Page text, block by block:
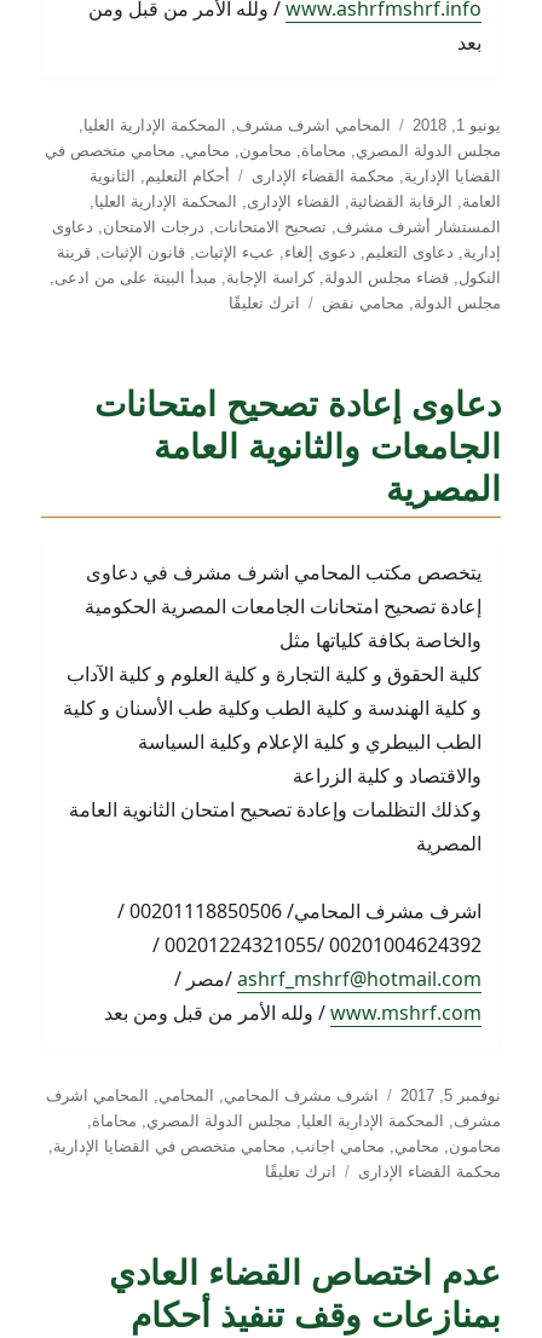
www.ashrfmshrf.info/ ولله الأمر من قبل ومن
بعد
نُشرت
في
يونيو 1, 2018 التصنيفات
المحامي اشرف مشرف, المحكمة الإدارية العليا,
مجلس الدولة المصري, محاماة, محامون, محامي, محامي متخصص في
القضايا الإدارية, محكمة القضاء الإدارى الوسوم
أحكام التعليم,
الثانوية
العامة, الرقابة القضائية, القضاء الإدارى, المحكمة الإدارية العليا,
المستشار أشرف مشرف,تصحيح الامتحانات, درجات الامتحان, دعاوى
إدارية, دعاوى التعليم, دعوى إلغاء, عبء الإثبات,قانون الإثبات,قرينة
النكول,قضاء مجلس الدولة,كراسة الإجابة, مبدأ البينة على من ادعى,
مجلس الدولة, محامي نقض اترك تعليقًا
نتيجة
امتحان
ثانوية
دعاوى إعادة تصحيح امتحانات
الجامعات والثانوية العامة
المصرية
يتخصص مكتب المحامي اشرف مشرف في دعاوى
إعادة تصحيح امتحانات الجامعات المصرية الحكومية
والخاصة بكافة كلياتها مثل
كلية الحقوق و كلية التجارة و كلية العلوم و كلية الآداب
و كلية الهندسة و كلية الطب وكلية طب الأسنان و كلية
الطب البيطري و كلية الإعلام وكلية السياسة
والاقتصاد و كلية الزراعة
وكذلك التظلمات وإعادة تصحيح امتحان الثانوية العامة
المصرية
اشرف مشرف المحامي/ 00201118850506 /
00201004624392 /00201224321055 /
ashrf_mshrf@hotmail.com/مصر /
www.mshrf.com/ ولله الأمر من قبل ومن بعد
نُشرت
في
نوفمبر 5, 2017 التصنيفات
اشرف مشرف المحامي, المحامي,
المحامي اشرف
مشرف, المحكمة الإدارية العليا, مجلس الدولة المصري, محاماة,
محامون, محامي, محامي اجانب, محامي متخصص في القضايا الإدارية,
محكمة القضاء الإدارى
اترك تعليقًا
امتحانات
الجامعات
والثانوية
عدم اختصاص القضاء العادي
بمنازعات وقف تنفيذ أحكام